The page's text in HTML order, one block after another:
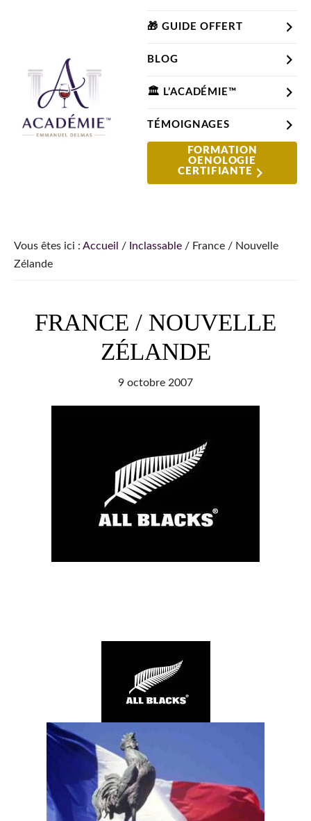
principale
comprendre
le
2005
🎁 GUIDE OFFERT
BLOG
🏛️ L’ACADÉMIE™
TÉMOIGNAGES
FORMATION
OENOLOGIE
CERTIFIANTE
Vous êtes ici : Accueil / Inclassable / France / Nouvelle
Zélande
FRANCE / NOUVELLE
ZÉLANDE
9 octobre 2007